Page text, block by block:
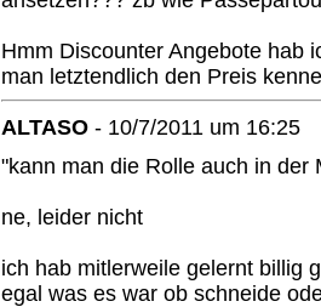
Hmm Discounter Angebote hab
man letztendlich den Preis
ALTASO- 10/7/2011 um 16:25
"kann man die Rolle auch in der
ne, leider nicht
ich hab mitlerweile gelernt billig
egal was es war ob schneide